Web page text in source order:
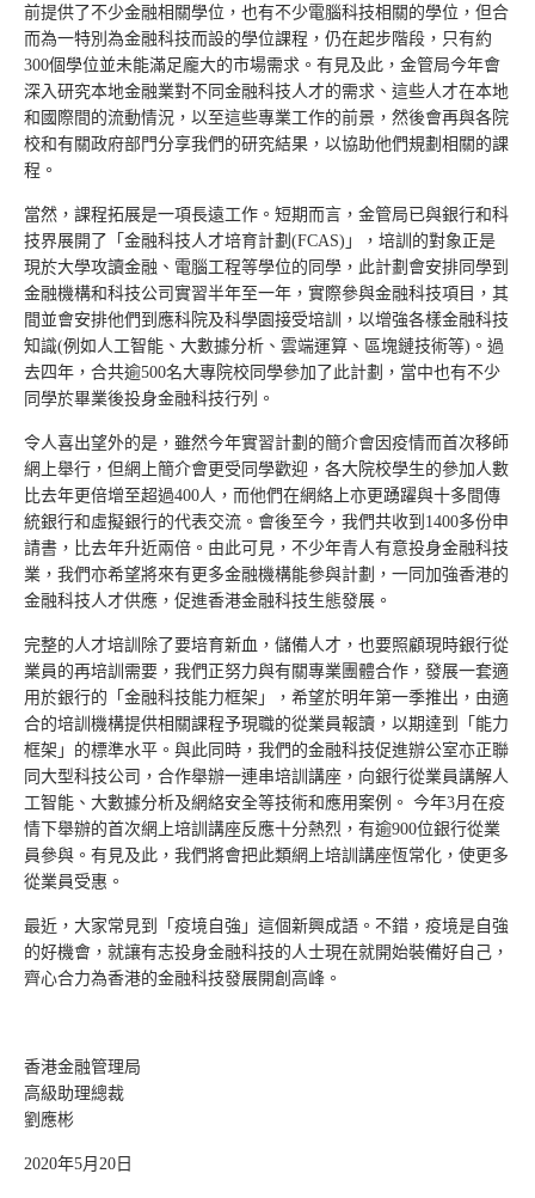
前提供了不少金融相關學位，也有不少電腦科技相關的學位，但合
而為一特別為金融科技而設的學位課程，仍在起步階段，只有約
300個學位並未能滿足龐大的市場需求。有見及此，金管局今年會
深入研究本地金融業對不同金融科技人才的需求、這些人才在本地
和國際間的流動情況，以至這些專業工作的前景，然後會再與各院
校和有關政府部門分享我們的研究結果，以協助他們規劃相關的課
程。
當然，課程拓展是一項長遠工作。短期而言，金管局已與銀行和科
技界展開了「金融科技人才培育計劃(FCAS)」，培訓的對象正是
現於大學攻讀金融、電腦工程等學位的同學，此計劃會安排同學到
金融機構和科技公司實習半年至一年，實際參與金融科技項目，其
間並會安排他們到應科院及科學園接受培訓，以增強各樣金融科技
知識(例如人工智能、大數據分析、雲端運算、區塊鏈技術等)。過
去四年，合共逾500名大專院校同學參加了此計劃，當中也有不少
同學於畢業後投身金融科技行列。
令人喜出望外的是，雖然今年實習計劃的簡介會因疫情而首次移師
網上舉行，但網上簡介會更受同學歡迎，各大院校學生的參加人數
比去年更倍增至超過400人，而他們在網絡上亦更踴躍與十多間傳
統銀行和虛擬銀行的代表交流。會後至今，我們共收到1400多份申
請書，比去年升近兩倍。由此可見，不少年青人有意投身金融科技
業，我們亦希望將來有更多金融機構能參與計劃，一同加強香港的
金融科技人才供應，促進香港金融科技生態發展。
完整的人才培訓除了要培育新血，儲備人才，也要照顧現時銀行從
業員的再培訓需要，我們正努力與有關專業團體合作，發展一套適
用於銀行的「金融科技能力框架」，希望於明年第一季推出，由適
合的培訓機構提供相關課程予現職的從業員報讀，以期達到「能力
框架」的標準水平。與此同時，我們的金融科技促進辦公室亦正聯
同大型科技公司，合作舉辦一連串培訓講座，向銀行從業員講解人
工智能、大數據分析及網絡安全等技術和應用案例。 今年3月在疫
情下舉辦的首次網上培訓講座反應十分熱烈，有逾900位銀行從業
員參與。有見及此，我們將會把此類網上培訓講座恆常化，使更多
從業員受惠。
最近，大家常見到「疫境自強」這個新興成語。不錯，疫境是自強
的好機會，就讓有志投身金融科技的人士現在就開始裝備好自己，
齊心合力為香港的金融科技發展開創高峰。
香港金融管理局
高級助理總裁
劉應彬
2020年5月20日